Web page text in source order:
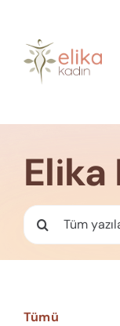
content
Elika
Ara:
Tümü